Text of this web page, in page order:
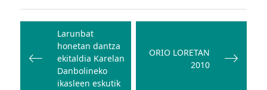
Bidalketetan
zehar
nabigatu
Larunbat
honetan dantza
ekitaldia Karelan
Danbolineko
ikasleen eskutik
ORIO LORETAN
2010